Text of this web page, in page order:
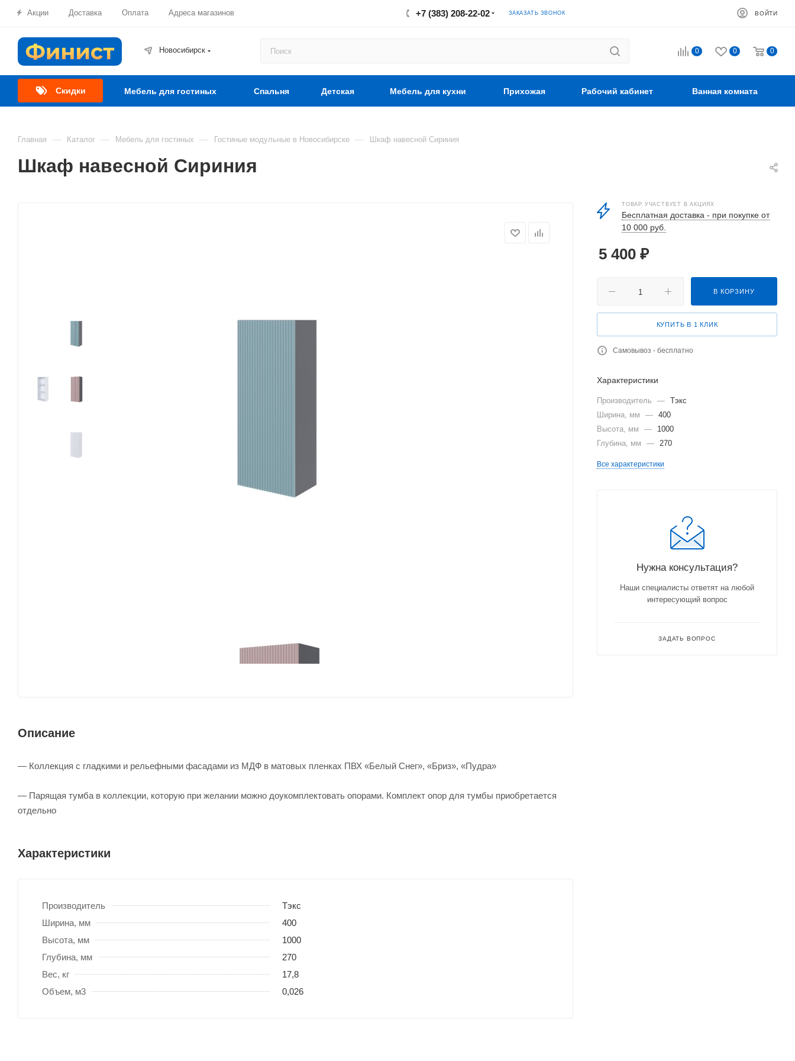
Акции Доставка Оплата Адреса магазинов +7 (383) 208-22-02 ЗАКАЗАТЬ ЗВОНОК ВОЙТИ
Новосибирск 0 0 0
Скидки Мебель для гостиных Спальня Детская Мебель для кухни Прихожая Рабочий кабинет Ванная комната
Главная — Каталог — Мебель для гостиных — Гостиные модульные в Новосибирске — Шкаф навесной Сириния
Шкаф навесной Сириния
Описание
— Коллекция с гладкими и рельефными фасадами из МДФ в матовых пленках ПВХ «Белый Снег», «Бриз», «Пудра»
— Парящая тумба в коллекции, которую при желании можно доукомплектовать опорами. Комплект опор для тумбы приобретается
отдельно
Характеристики
Производитель
Тэкс
Ширина, мм
400
Высота, мм
1000
Глубина, мм
270
Вес, кг
17,8
Объем, м3
0,026
ТОВАР УЧАСТВУЕТ В АКЦИЯХ
Бесплатная доставка - при покупке от
10 000 руб.
5 400 ₽
В КОРЗИНУ
КУПИТЬ В 1 КЛИК
Самовывоз - бесплатно
Характеристики
Производитель — Тэкс
Ширина, мм
— 400
Высота, мм
—
1000
Глубина, мм
— 270
Все характеристики
Нужна консультация?
Наши специалисты ответят на любой
интересующий вопрос
ЗАДАТЬ ВОПРОС